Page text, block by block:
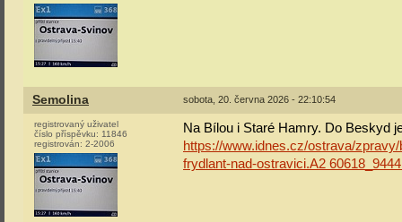
Semolina sobota, 20. června 2026 - 22:10:54
registrovaný uživatel
číslo příspěvku: 11846
registrován: 2-2006
Na Bílou i Staré Hamry. Do Beskyd
https://www.idnes.cz/ostrava/
frydlant-nad-ostravici.A2